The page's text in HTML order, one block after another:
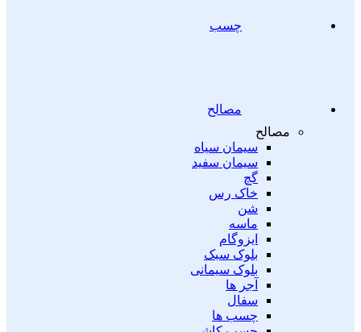
چسب
مصالح
مصالح
سیمان سیاه
سیمان سفید
گچ
خاک رس
شن
ماسه
ایزوگام
بلوک سبک
بلوک سیمانی
آجر ها
سفال
چسب ها